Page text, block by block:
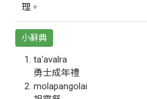
理。
小辭典
ta‘avalra
勇士成年禮
molapangolai